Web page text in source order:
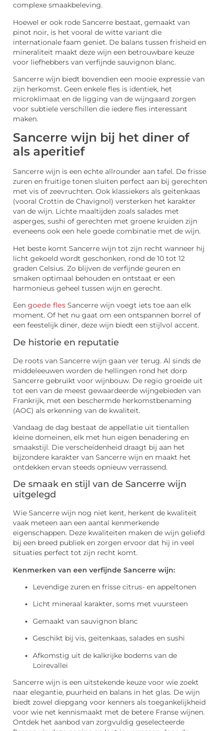
complexe smaakbeleving.
Hoewel er ook rode Sancerre bestaat, gemaakt van
pinot noir, is het vooral de witte variant die
internationale faam geniet. De balans tussen frisheid en
mineraliteit maakt deze wijn een betrouwbare keuze
voor liefhebbers van verfijnde sauvignon blanc.
Sancerre wijn biedt bovendien een mooie expressie van
zijn herkomst. Geen enkele fles is identiek, het
microklimaat en de ligging van de wijngaard zorgen
voor subtiele verschillen die iedere fles interessant
maken.
Sancerre wijn bij het diner of
als aperitief
Sancerre wijn is een echte allrounder aan tafel. De frisse
zuren en fruitige tonen sluiten perfect aan bij gerechten
met vis of zeevruchten. Ook klassiekers als geitenkaas
(vooral Crottin de Chavignol) versterken het karakter
van de wijn. Lichte maaltijden zoals salades met
asperges, sushi of gerechten met groene kruiden zijn
eveneens ook een hele goede combinatie met de wijn.
Het beste komt Sancerre wijn tot zijn recht wanneer hij
licht gekoeld wordt geschonken, rond de 10 tot 12
graden Celsius. Zo blijven de verfijnde geuren en
smaken optimaal behouden en ontstaat er een
harmonieus geheel tussen wijn en gerecht.
Een goede fles Sancerre wijn voegt iets toe aan elk
moment. Of het nu gaat om een ontspannen borrel of
een feestelijk diner, deze wijn biedt een stijlvol accent.
De historie en reputatie
De roots van Sancerre wijn gaan ver terug. Al sinds de
middeleeuwen worden de hellingen rond het dorp
Sancerre gebruikt voor wijnbouw. De regio groeide uit
tot een van de meest gewaardeerde wijngebieden van
Frankrijk, met een beschermde herkomstbenaming
(AOC) als erkenning van de kwaliteit.
Vandaag de dag bestaat de appellatie uit tientallen
kleine domeinen, elk met hun eigen benadering en
smaakstijl. Die verscheidenheid draagt bij aan het
bijzondere karakter van Sancerre wijn en maakt het
ontdekken ervan steeds opnieuw verrassend.
De smaak en stijl van de Sancerre wijn
uitgelegd
Wie Sancerre wijn nog niet kent, herkent de kwaliteit
vaak meteen aan een aantal kenmerkende
eigenschappen. Deze kwaliteiten maken de wijn geliefd
bij een breed publiek en zorgen ervoor dat hij in veel
situaties perfect tot zijn recht komt.
Kenmerken van een verfijnde Sancerre wijn:
Levendige zuren en frisse citrus- en appeltonen
Licht mineraal karakter, soms met vuursteen
Gemaakt van sauvignon blanc
Geschikt bij vis, geitenkaas, salades en sushi
Afkomstig uit de kalkrijke bodems van de
Loirevallei
Sancerre wijn is een uitstekende keuze voor wie zoekt
naar elegantie, puurheid en balans in het glas. De wijn
biedt zowel diepgang voor kenners als toegankelijkheid
voor wie net kennismaakt met de betere Franse wijnen.
Ontdek het aanbod van zorgvuldig geselecteerde